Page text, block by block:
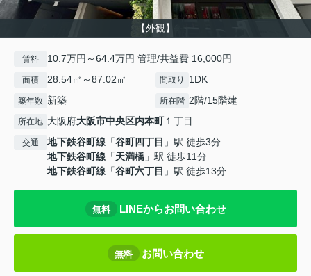
【外観】
賃料 10.7万円～64.4万円 管理/共益費 16,000円
面積 28.54㎡～87.02㎡ 間取り 1DK
築年数 新築 所在階 2階/15階建
所在地 大阪府大阪市中央区内本町１丁目
交通 地下鉄谷町線 「谷町四丁目 」駅 徒歩3分
地下鉄谷町線 「天満橋 」駅 徒歩11分
地下鉄谷町線 「谷町六丁目 」駅 徒歩13分
無料 LINEからお問い合わせ
無料 お問い合わせ